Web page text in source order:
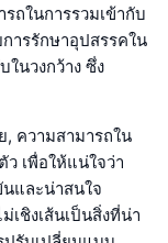
ถในการรวมเข้ากับ
ารรักษาอุปสรรคใน
ในวงกว้าง ซึ่ง
ความสามารถใน
เพื่อให้แน่ใจว่า
และน่าสนใจ
เชิงเส้นเป็นสิ่งที่น่า